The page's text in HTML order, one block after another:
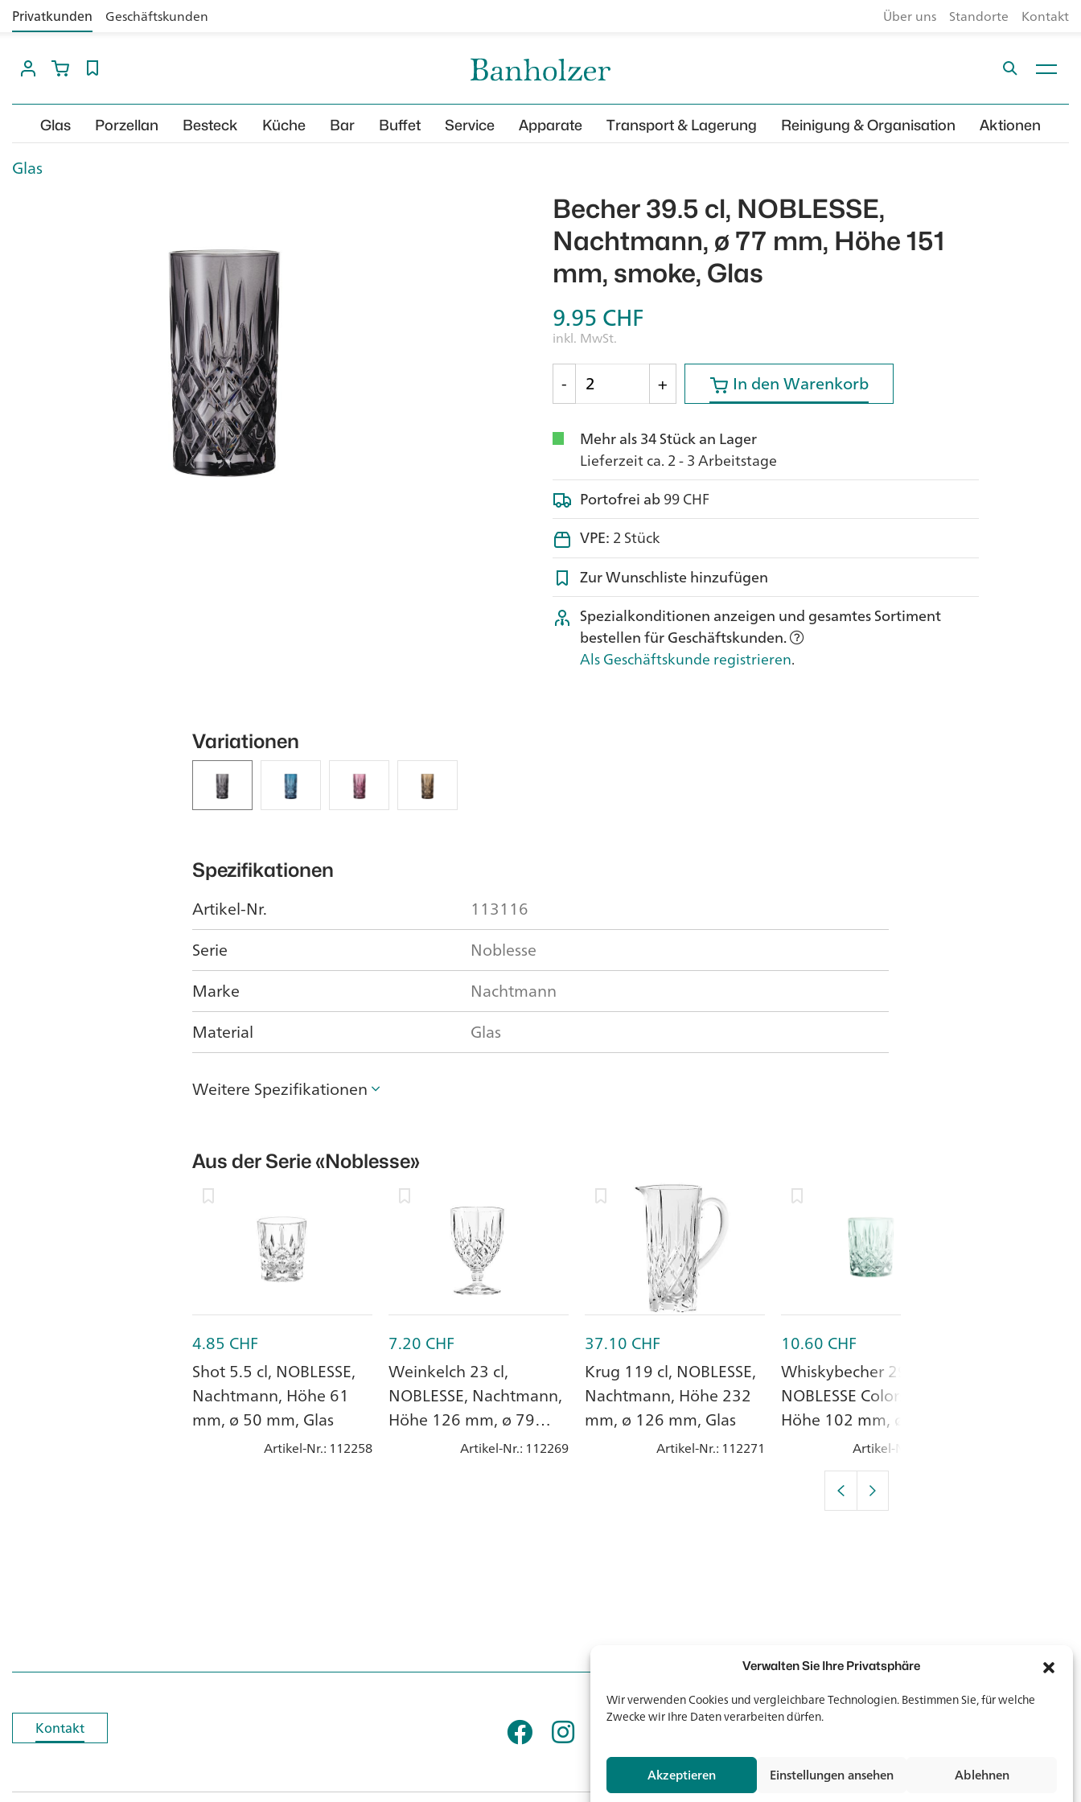
Verwalten Sie Ihre Privatsphäre
Wir verwenden Cookies und vergleichbare Technologien. Bestimmen Sie, für welche
Zwecke wir Ihre Daten verarbeiten dürfen.
Akzeptieren Ablehnen
Einstellungen ansehen
Privatkunden Geschäftskunden Über uns Standorte Kontakt
Glas Porzellan Besteck Küche Bar Buffet Service Apparate Transport & Lagerung Reinigung & Organisation Aktionen
Glas
Becher 39.5 cl, NOBLESSE,
Nachtmann, ø 77 mm, Höhe 151
mm, smoke, Glas
9.95CHF
inkl. MwSt.
- + In den Warenkorb
In den Warenkorb
Mehr als 34 Stück an Lager
Lieferzeit ca. 2 - 3 Arbeitstage
Portofrei ab99 CHF
VPE:2 Stück
Zur Wunschliste hinzufügen
Spezialkonditionen anzeigen und gesamtes Sortiment
bestellen für Geschäftskunden.
Als Geschäftskunde registrieren.
Variationen
Spezifikationen
Artikel-Nr.
113116
Serie
Noblesse
Marke
Nachtmann
Material
Glas
Weitere Spezifikationen
Aus der Serie«Noblesse»
4.85 CHF
Shot 5.5 cl, NOBLESSE,
Nachtmann, Höhe 61
mm, ø 50 mm, Glas
Artikel-Nr.: 112258
7.20 CHF
Weinkelch 23 cl,
NOBLESSE, Nachtmann,
Höhe 126 mm, ø 79
Artikel-Nr.: 112269
37.10 CHF
Krug 119 cl, NOBLESSE,
Nachtmann, Höhe 232
mm, ø 126 mm, Glas
Artikel-Nr.: 112271
10.60 CHF
Whiskybecher 29.5 cl,
NOBLESSE Colors, Mint,
Höhe 102 mm, ø 82
mm, Nachtmann
Artikel-Nr.
Kontakt
Kontakt